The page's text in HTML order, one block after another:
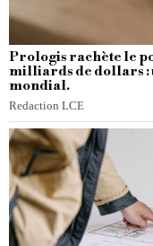
Prologis rachète le
milliards de dollars :
mondial.
Redaction LCE